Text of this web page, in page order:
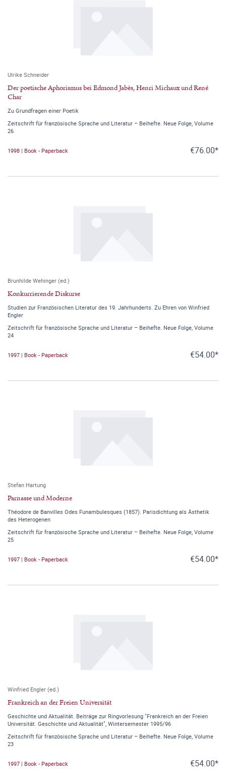
Ulrike Schneider
Der poetische Aphorismus bei Edmond Jabès, Henri Michaux und René
Char
Zu Grundfragen einer Poetik
Zeitschrift für französische Sprache und Literatur – Beihefte. Neue Folge, Volume
26
1998 | Book - Paperback €76.00*
Brunhilde Wehinger (ed.)
Konkurrierende Diskurse
Studien zur Französischen Literatur des 19. Jahrhunderts. Zu Ehren von Winfried
Engler
Zeitschrift für französische Sprache und Literatur – Beihefte. Neue Folge, Volume
24
1997 | Book - Paperback €54.00*
Stefan Hartung
Parnasse und Moderne
Théodore de Banvilles Odes Funambulesques (1857). Parisdichtung als Ästhetik
des Heterogenen
Zeitschrift für französische Sprache und Literatur – Beihefte. Neue Folge, Volume
25
1997 | Book - Paperback €54.00*
Winfried Engler (ed.)
Frankreich an der Freien Universität
Geschichte und Aktualität. Beiträge zur Ringvorlesung "Frankreich an der Freien
Universität. Geschichte und Aktualität", Wintersemester 1995/96
Zeitschrift für französische Sprache und Literatur – Beihefte. Neue Folge, Volume
23
1997 | Book - Paperback €54.00*